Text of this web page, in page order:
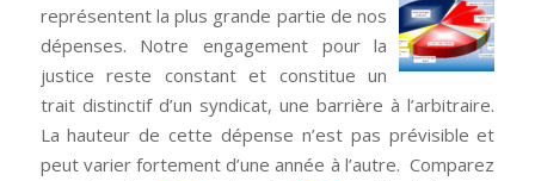
représentent la plus grande partie de nos
dépenses. Notre engagement pour la
justice reste constant et constitue un
trait distinctif d’un syndicat, une barrière à l’arbitraire.
La hauteur de cette dépense n’est pas prévisible et
peut varier fortement d’une année à l’autre. Comparez